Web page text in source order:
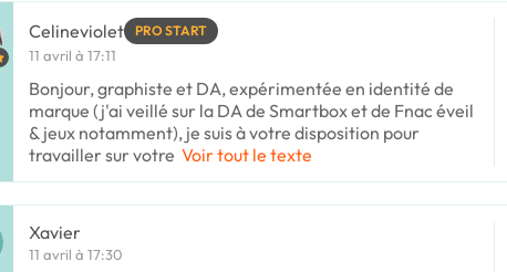
Celineviolet PRO START
11 avril à 17:11
Bonjour, graphiste et DA, expérimentée en identité de
marque (j'ai veillé sur la DA de Smartbox et de Fnac éveil
& jeux notamment), je suis à votre disposition pour
travailler sur votre Voir tout le texte
Xavier
11 avril à 17:30